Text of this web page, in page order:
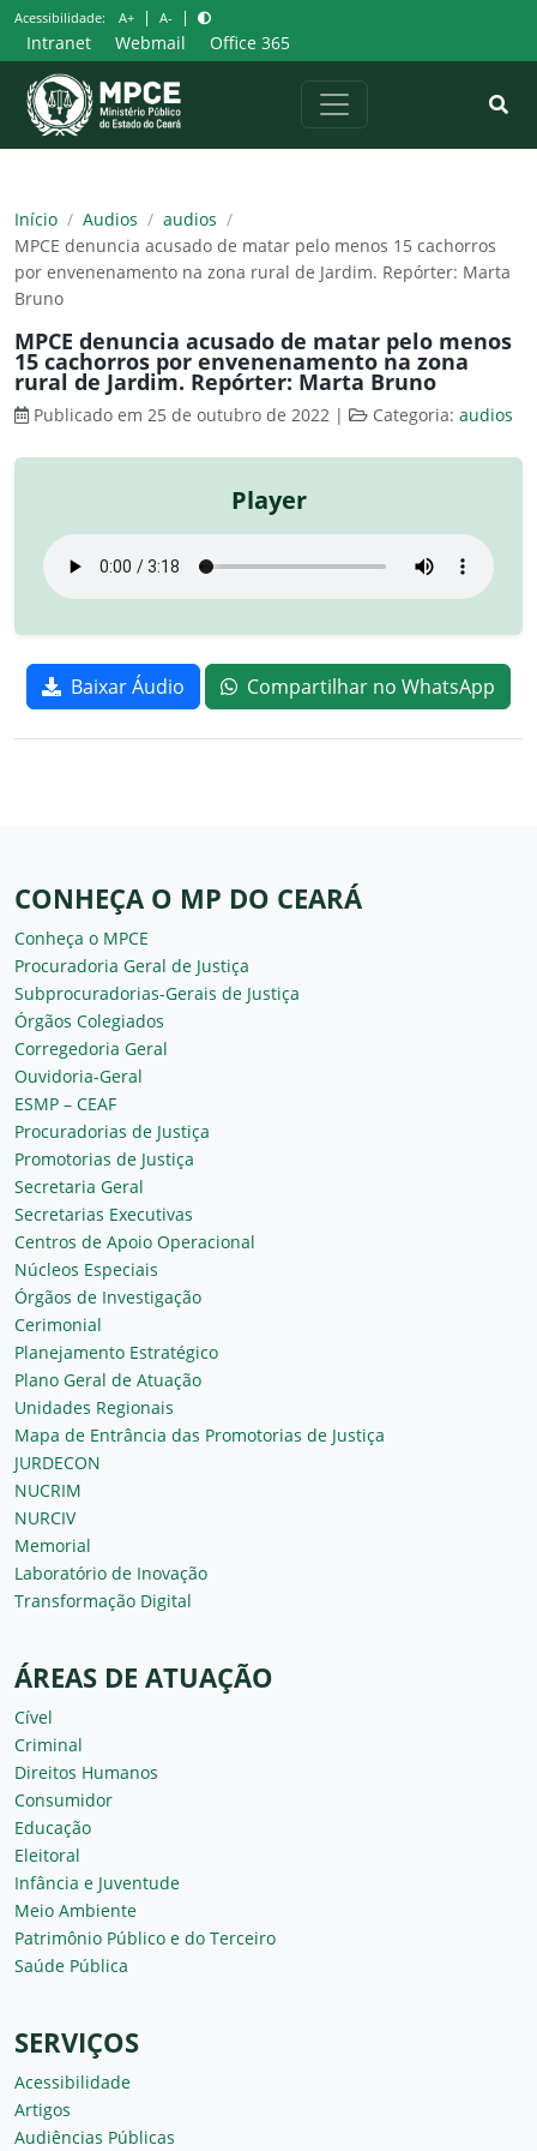
Pular
para
o
conteúdo
Acessibilidade: A+ | A- |
Intranet Webmail Office 365
Início / Audios / audios /
MPCE denuncia acusado de matar pelo menos 15 cachorros
por envenenamento na zona rural de Jardim. Repórter: Marta
Bruno
MPCE denuncia acusado de matar pelo menos
15 cachorros por envenenamento na zona
rural de Jardim. Repórter: Marta Bruno
Publicado em 25 de outubro de 2022 | Categoria: audios
Player
Baixar Áudio Compartilhar no WhatsApp
CONHEÇA O MP DO CEARÁ
Conheça o MPCE
Procuradoria Geral de Justiça
Subprocuradorias-Gerais de Justiça
Órgãos Colegiados
Corregedoria Geral
Ouvidoria-Geral
ESMP – CEAF
Procuradorias de Justiça
Promotorias de Justiça
Secretaria Geral
Secretarias Executivas
Centros de Apoio Operacional
Núcleos Especiais
Órgãos de Investigação
Cerimonial
Planejamento Estratégico
Plano Geral de Atuação
Unidades Regionais
Mapa de Entrância das Promotorias de Justiça
JURDECON
NUCRIM
NURCIV
Memorial
Laboratório de Inovação
Transformação Digital
ÁREAS DE ATUAÇÃO
Cível
Criminal
Direitos Humanos
Consumidor
Educação
Eleitoral
Infância e Juventude
Meio Ambiente
Patrimônio Público e do Terceiro
Saúde Pública
SERVIÇOS
Acessibilidade
Artigos
Audiências Públicas